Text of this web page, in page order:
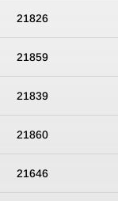
21826
21859
21839
21860
21646